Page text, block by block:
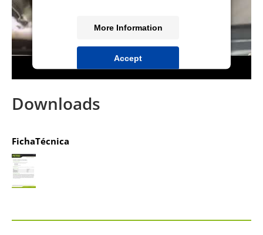
More Information
Accept
powered byUsercentrics Consent
Downloads
FichaTécnica